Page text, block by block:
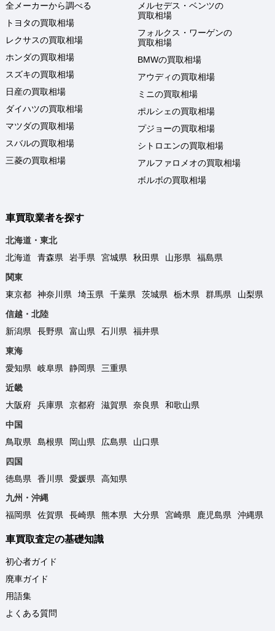
全メーカーから調べる
トヨタの買取相場
レクサスの買取相場
ホンダの買取相場
スズキの買取相場
日産の買取相場
ダイハツの買取相場
マツダの買取相場
スバルの買取相場
三菱の買取相場
メルセデス・ベンツの
買取相場
フォルクス・ワーゲンの
買取相場
BMWの買取相場
アウディの買取相場
ミニの買取相場
ポルシェの買取相場
プジョーの買取相場
シトロエンの買取相場
アルファロメオの買取相場
ボルボの買取相場
車買取業者を探す
北海道・東北
北海道
青森県 岩手県 宮城県 秋田県 山形県
福島県
関東
東京都
神奈川県 埼玉県 千葉県 茨城県 栃木県 群馬県
山梨県
信越・北陸
新潟県
長野県 富山県 石川県
福井県
東海
愛知県
岐阜県 静岡県
三重県
近畿
大阪府
兵庫県 京都府 滋賀県 奈良県
和歌山県
中国
鳥取県
島根県 岡山県 広島県
山口県
四国
徳島県
香川県 愛媛県
高知県
九州・沖縄
福岡県
佐賀県 長崎県 熊本県 大分県 宮崎県 鹿児島県 沖縄県
車買取査定の基礎知識
初心者ガイド
廃車ガイド
用語集
よくある質問